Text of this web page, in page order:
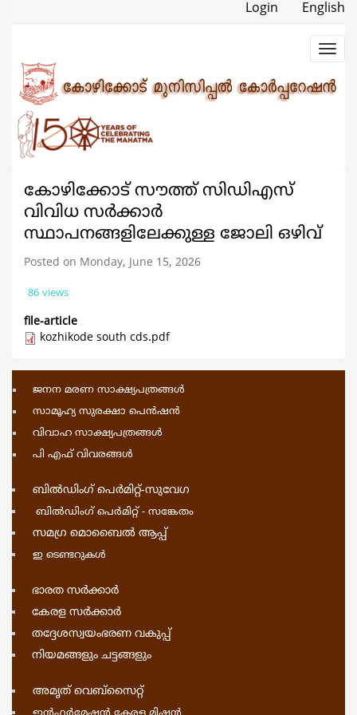
Login English
കോഴിക്കോട് സൗത്ത് സിഡിഎസ്
വിവിധ സർക്കാർ
സ്ഥാപനങ്ങളിലേക്കുള്ള ജോലി ഒഴിവ്
Posted on Monday, June 15, 2026
86 views
file-article
kozhikode south cds.pdf
ജനന മരണ സാക്ഷ്യപത്രങ്ങള്‍
സാമൂഹ്യ സുരക്ഷാ പെന്‍ഷന്‍
വിവാഹ സാക്ഷ്യപത്രങ്ങള്‍
പി എഫ് വിവരങ്ങള്‍
ബില്‍ഡിംഗ്‌ പെര്‍മിറ്റ്‌-സുവേഗ
ബില്‍ഡിംഗ്‌ പെര്‍മിറ്റ്‌ - സങ്കേതം
സമഗ്ര മൊബൈല്‍ ആപ്പ്
ഇ ടെണ്ടറുകള്‍
ഭാരത സര്‍ക്കാര്‍
കേരള സര്‍ക്കാര്‍
തദ്ദേശസ്വയംഭരണ വകുപ്പ്
നിയമങ്ങളും ചട്ടങ്ങളും
അമ‍ൃത് വെബ്സൈറ്റ്